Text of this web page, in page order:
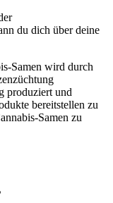
du dich über deine
Samen wird durch
produziert und
bereitstellen zu
Samen zu